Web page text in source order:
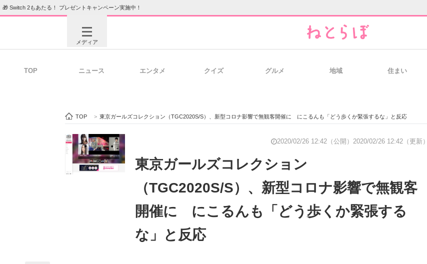
🎁 Switch 2もあたる！ プレゼントキャンペーン実施中！
メディア
ビジネスと働き方のヒント 経営リ
ITエンジニア向け専門サイト 企業向けIT製品の総合サイト IT製品の技術・比較・事例 製造業
モノづくり技術者専門サイト エレクトロニクス専門サイト エネ
TOP ニュース エンタメ クイズ グルメ 地域 住まい
TOP > 東京ガールズコレクション（TGC2020S/S）、新型コロナ影響で無観客開催に にこるんも「どう歩くか緊張するな」と反応
2020/02/26 12:42（公開） 2020/02/26 12:42（更新）
東京ガールズコレクション
（TGC2020S/S）、新型コロナ影響で無観客
開催に にこるんも「どう歩くか緊張する
な」と反応